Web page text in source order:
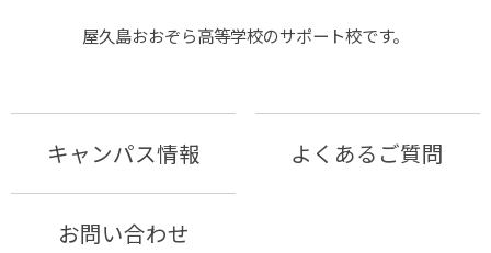
屋久島おおぞら⾼等学校のサポート校です。
キャンパス情報 よくあるご質問
お問い合わせ